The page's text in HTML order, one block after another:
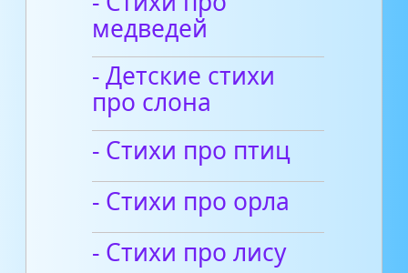
медведей
- Детские стихи
про слона
- Стихи про птиц
- Стихи про орла
- Стихи про лису